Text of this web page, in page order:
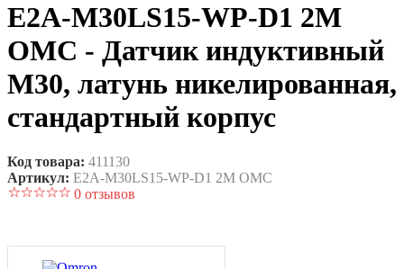
E2A-M30LS15-WP-D1 2M
OMC - Датчик индуктивный
M30, латунь никелированная,
стандартный корпус
Код товара: 411130
Артикул: E2A-M30LS15-WP-D1 2M OMC
0 отзывов